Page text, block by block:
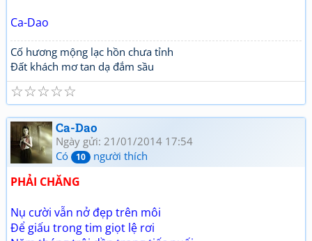
Ca-Dao
Cố hương mộng lạc hồn chưa tỉnh
Đất khách mơ tan dạ đắm sầu
☆
☆
☆
☆
☆
Ca-Dao
Ngày gửi: 21/01/2014 17:54
Có
10 người thích
PHẢI CHĂNG
Nụ cười vẫn nở đẹp trên môi
Để giấu trong tim giọt lệ rơi